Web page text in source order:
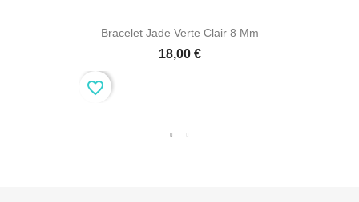
Bracelet Jade Verte Clair 8 Mm
18,00 €
favorite_border